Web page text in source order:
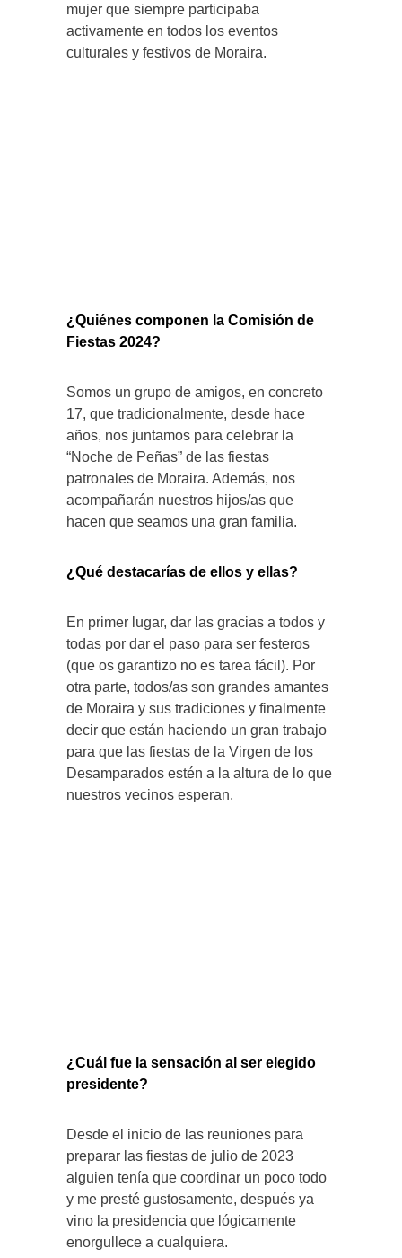
mujer que siempre participaba
activamente en todos los eventos
culturales y festivos de Moraira.
¿Quiénes componen la Comisión de
Fiestas 2024?
Somos un grupo de amigos, en concreto
17, que tradicionalmente, desde hace
años, nos juntamos para celebrar la
“Noche de Peñas” de las fiestas
patronales de Moraira. Además, nos
acompañarán nuestros hijos/as que
hacen que seamos una gran familia.
¿Qué destacarías de ellos y ellas?
En primer lugar, dar las gracias a todos y
todas por dar el paso para ser festeros
(que os garantizo no es tarea fácil). Por
otra parte, todos/as son grandes amantes
de Moraira y sus tradiciones y finalmente
decir que están haciendo un gran trabajo
para que las fiestas de la Virgen de los
Desamparados estén a la altura de lo que
nuestros vecinos esperan.
¿Cuál fue la sensación al ser elegido
presidente?
Desde el inicio de las reuniones para
preparar las fiestas de julio de 2023
alguien tenía que coordinar un poco todo
y me presté gustosamente, después ya
vino la presidencia que lógicamente
enorgullece a cualquiera.